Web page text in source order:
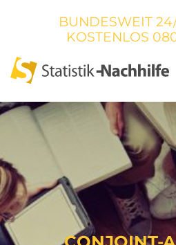
BUNDESWEIT
KOSTENLOS